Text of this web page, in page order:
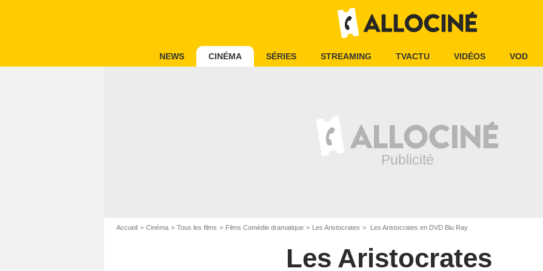
NEWS CINÉMA SÉRIES STREAMING TVACTU VIDÉOS VOD
Accueil Cinéma Tous les films Films Comédie dramatique Les Aristocrates Les Aristocrates en DVD Blu Ray
Les Aristocrates